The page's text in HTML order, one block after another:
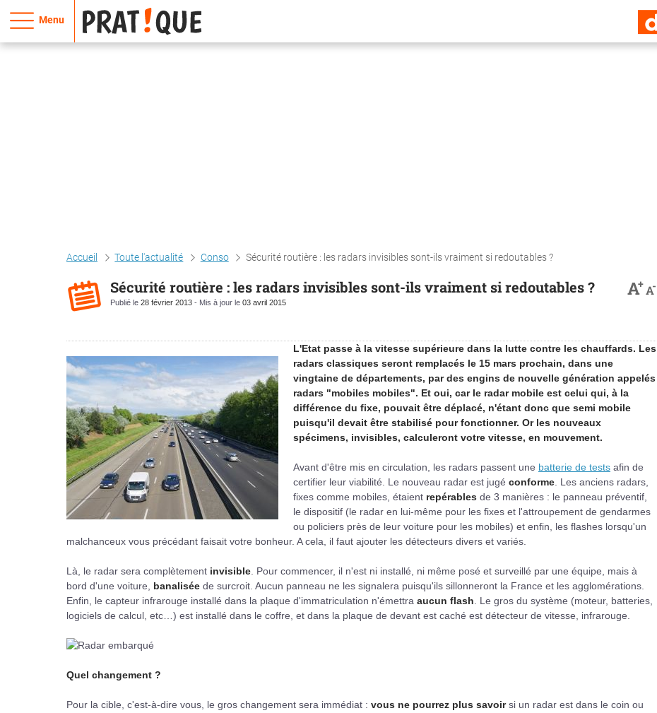
Menu
Accueil Toute l'actualité Conso Sécurité routière : les radars invisibles sont-ils vraiment si redoutables ?
Sécurité routière : les radars invisibles sont-ils vraiment si redoutables ?
Publié le 28 février 2013 - Mis à jour le 03 avril 2015
A+A-
L'Etat passe à la vitesse supérieure dans la lutte contre les chauffards. Les
radars classiques seront remplacés le 15 mars prochain, dans une
vingtaine de départements, par des engins de nouvelle génération appelés
radars "mobiles mobiles". Et oui, car le radar mobile est celui qui, à la
différence du fixe, pouvait être déplacé, n'étant donc que semi mobile
puisqu'il devait être stabilisé pour fonctionner. Or les nouveaux
spécimens, invisibles, calculeront votre vitesse, en mouvement.
Avant d'être mis en circulation, les radars passent une batterie de tests afin de
certifier leur viabilité. Le nouveau radar est jugé conforme . Les anciens radars,
fixes comme mobiles, étaient repérables de 3 manières : le panneau préventif,
le dispositif (le radar en lui-même pour les fixes et l'attroupement de gendarmes
ou policiers près de leur voiture pour les mobiles) et enfin, les flashes lorsqu'un
malchanceux vous précédant faisait votre bonheur. A cela, il faut ajouter les détecteurs divers et variés.
Là, le radar sera complètement invisible . Pour commencer, il n'est ni installé, ni même posé et surveillé par une équipe, mais à
bord d'une voiture, banalisée de surcroit. Aucun panneau ne les signalera puisqu'ils sillonneront la France et les agglomérations.
Enfin, le capteur infrarouge installé dans la plaque d'immatriculation n'émettra aucun flash . Le gros du système (moteur, batteries,
logiciels de calcul, etc…) est installé dans le coffre, et dans la plaque de devant est caché est détecteur de vitesse, infrarouge.
Quel changement ?
Pour la cible, c'est-à-dire vous, le gros changement sera immédiat : vous ne pourrez plus savoirsi un radar est dans le coin ou